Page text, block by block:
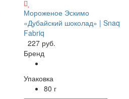
Мороженое Эскимо
«Дубайский шоколад» | Snaq
Fabriq
227 руб.
Бренд
Упаковка
80 г